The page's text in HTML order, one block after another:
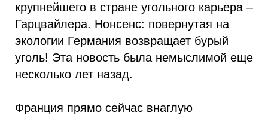
крупнейшего в стране угольного карьера –
Гарцвайлера. Нонсенс: повернутая на
экологии Германия возвращает бурый
уголь! Эта новость была немыслимой еще
несколько лет назад.
Франция прямо сейчас внаглую